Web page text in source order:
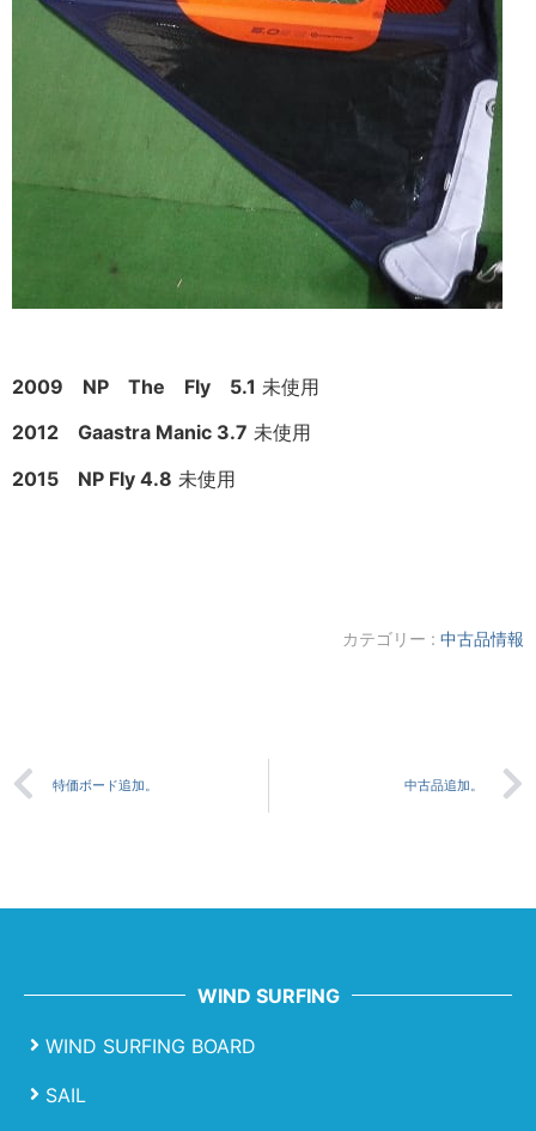
2009 NP The Fly 5.1 未使用
2012 Gaastra Manic 3.7 未使用
2015 NP Fly 4.8 未使用
カテゴリー : 中古品情報
特価ボード追加。 中古品追加。
WIND SURFING
WIND SURFING BOARD
SAIL